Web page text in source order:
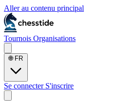
Aller au contenu principal
Tournois Organisations
🌐 FR
Se connecter S'inscrire